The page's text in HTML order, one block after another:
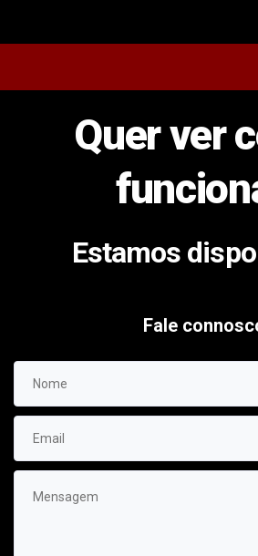
Quer ver
Estamos
Fale